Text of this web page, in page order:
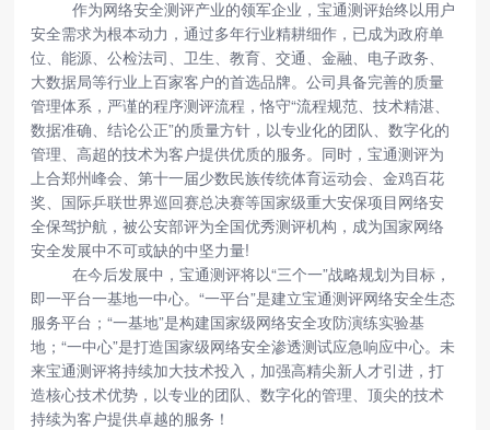
作为网络安全测评产业的领军企业，宝通测评始终以用户
安全需求为根本动力，通过多年行业精耕细作，已成为政府单
位、能源、公检法司、卫生、教育、交通、金融、电子政务、
大数据局等行业上百家客户的首选品牌。公司具备完善的质量
管理体系，严谨的程序测评流程，恪守“流程规范、技术精湛、
数据准确、结论公正”的质量方针，以专业化的团队、数字化的
管理、高超的技术为客户提供优质的服务。同时，宝通测评为
上合郑州峰会、第十一届少数民族传统体育运动会、金鸡百花
奖、国际乒联世界巡回赛总决赛等国家级重大安保项目网络安
全保驾护航，被公安部评为全国优秀测评机构，成为国家网络
安全发展中不可或缺的中坚力量!
在今后发展中，宝通测评将以“三个一”战略规划为目标，
即一平台一基地一中心。“一平台”是建立宝通测评网络安全生态
服务平台；“一基地”是构建国家级网络安全攻防演练实验基
地；“一中心”是打造国家级网络安全渗透测试应急响应中心。未
来宝通测评将持续加大技术投入，加强高精尖新人才引进，打
造核心技术优势，以专业的团队、数字化的管理、顶尖的技术
持续为客户提供卓越的服务！